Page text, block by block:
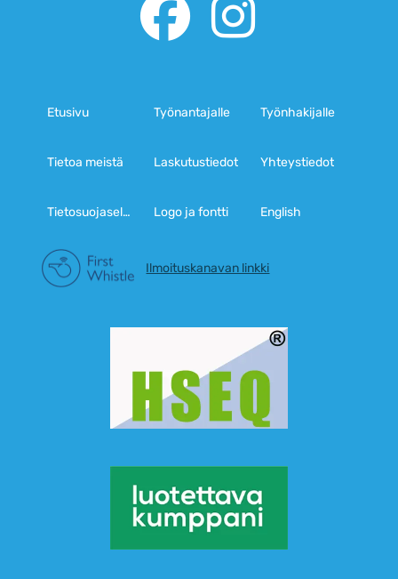
Etusivu Työnantajalle Työnhakijalle
Tietoa meistä Laskutustiedot Yhteystiedot
Tietosuojaseloste Logo ja fontti English
Ilmoituskanavan linkki